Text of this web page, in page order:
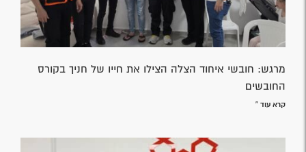
מרגש: חובשי איחוד הצלה הצילו את חייו של חניך בקורס
החובשים
קרא עוד »